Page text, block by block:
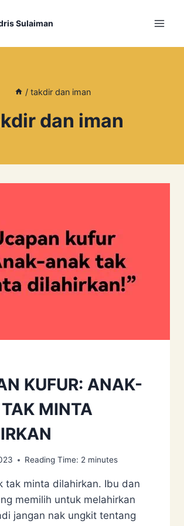
Sulaiman
/ takdir dan iman
dan iman
KUFUR: ANAK-
MINTA
Reading Time: 2 minutes
tak minta dilahirkan. Ibu dan
memilih untuk melahirkan
jangan nak ungkit tentang